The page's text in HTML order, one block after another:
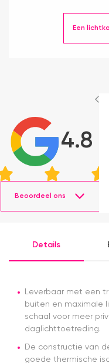
Een
4.8
Beoordeel ons
Details
Leverbaar met een
buiten en maximale
schaal voor meer
daglichttoetreding.
De constructie van
goede thermische